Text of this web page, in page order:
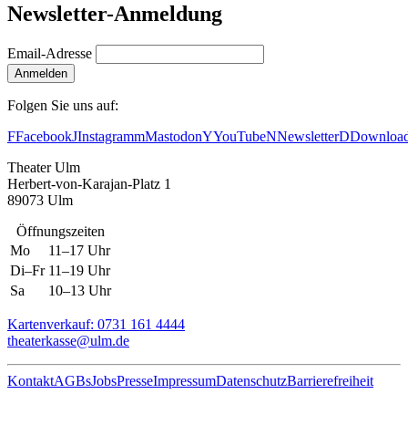
Newsletter-Anmeldung
Email-Adresse
Anmelden
Folgen Sie uns auf:
FFacebookJInstagrammMastodonYYouTubeNNewsletterD
Theater Ulm
Herbert-von-Karajan-Platz 1
89073 Ulm
Öffnungszeiten
Mo
11–17 Uhr
Di–Fr 11–19 Uhr
Sa
10–13 Uhr
Kartenverkauf: 0731 161 4444
theaterkasse@ulm.de
KontaktAGBsJobsPresseImpressumDatenschutzBarrierefreiheit